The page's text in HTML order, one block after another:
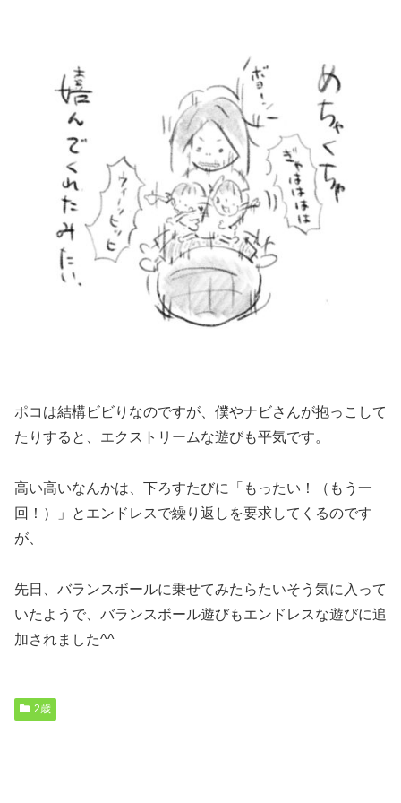
ポコは結構ビビりなのですが、僕やナビさんが抱っこして
たりすると、エクストリームな遊びも平気です。
高い高いなんかは、下ろすたびに「もったい！（もう一
回！）」とエンドレスで繰り返しを要求してくるのです
が、
先日、バランスボールに乗せてみたらたいそう気に入って
いたようで、バランスボール遊びもエンドレスな遊びに追
加されました^^
2歳